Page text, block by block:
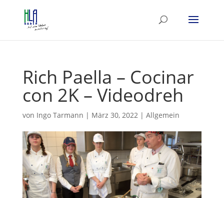
Rich Paella – Cocinar
con 2K – Videodreh
von Ingo Tarmann | März 30, 2022| Allgemein